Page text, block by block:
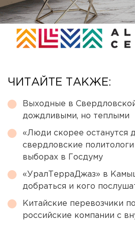
ЧИТАЙТЕ ТАКЖЕ:
Выходные в
дождливыми, но теплыми
«Люди скорее останутся
свердловские
выборах в Госдуму
«УралТерраДжаз» в
добраться и кого
Китайские перевозчики
российские компании с